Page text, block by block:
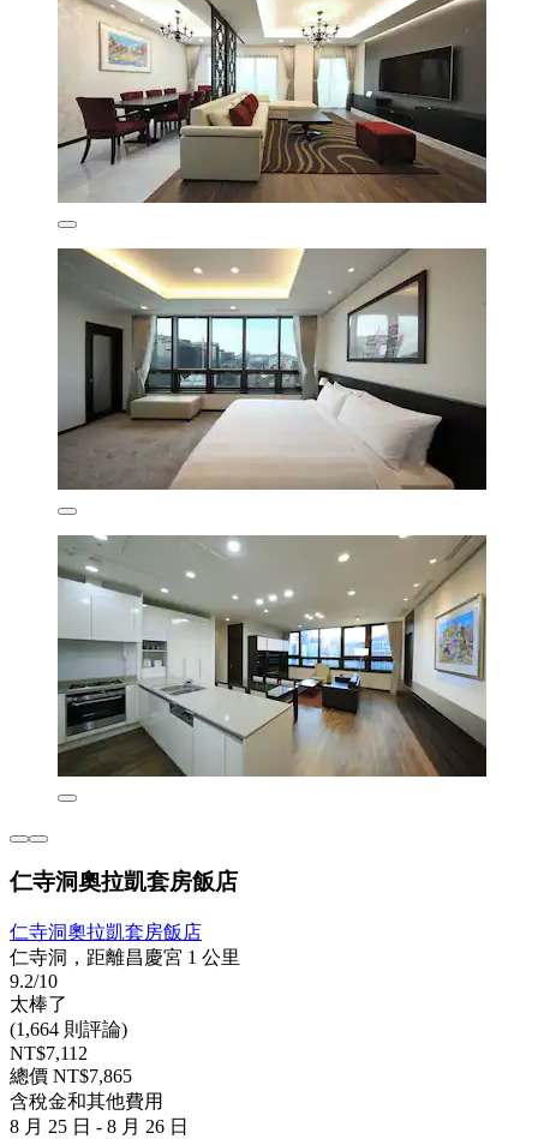
仁寺洞奧拉凱套房飯店
仁寺洞奧拉凱套房飯店
仁寺洞，距離昌慶宮 1 公里
9.2/10
太棒了
(1,664 則評論)
NT$7,112
總價 NT$7,865
含稅金和其他費用
8 月 25 日 - 8 月 26 日